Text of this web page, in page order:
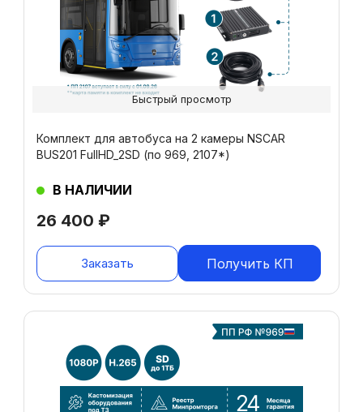
26 400 ₽
Комплект для автобуса на 2 камеры NSCAR
BUS201 FullHD_2SD (по 969, 2107*)
В НАЛИЧИИ
Заказать Получить КП
Быстрый просмотр